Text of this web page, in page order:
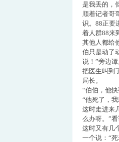
是我丢的，
顺着记者哥
识。88正要
着人群88来
其他人都给
伯只是动了
说！”旁边
把医生叫到
局长。
“伯伯，他
“他死了，
这时走进来
么办呀。”
这时又有几
一个说：“